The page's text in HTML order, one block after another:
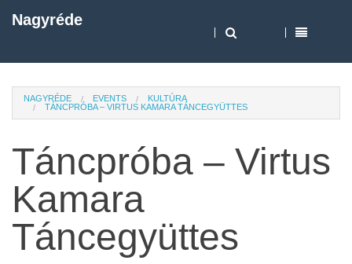
Nagyréde
NAGYRÉDE EVENTS
KULTÚRA
TÁNCPRÓBA – VIRTUS KAMARA TÁNCEGYÜTTES
Táncpróba – Virtus
Kamara
Táncegyüttes